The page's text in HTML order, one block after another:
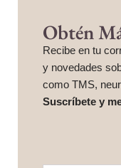
Obtén
Recibe en tu
y novedades
como TMS,
Suscríbete y